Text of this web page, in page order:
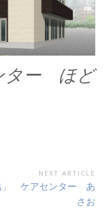
ター ほど
NEXT ARTICLE
」 ケアセンター あ
さお